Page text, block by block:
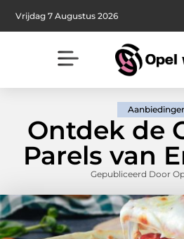
Vrijdag 7 Augustus 2026
Ontdek de
Parels van
Gepubliceerd Door